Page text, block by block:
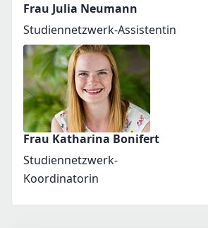
Frau Julia Neumann
Studiennetzwerk-Assistentin
Frau Katharina Bonifert
Studiennetzwerk-
Koordinatorin